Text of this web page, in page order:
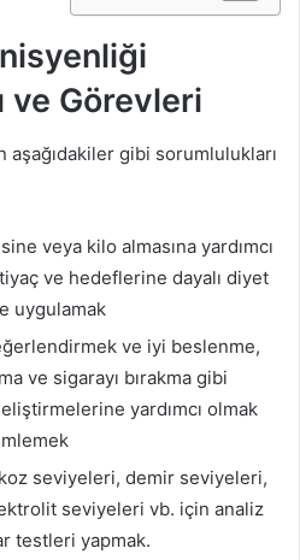
ve Görevleri
gibi sorumlulukları
veya kilo almasına yardımcı
ve hedeflerine dayalı diyet
uygulamak
ve iyi beslenme,
ve sigarayı bırakma gibi
yardımcı olmak
seviyeleri, demir seviyeleri,
seviyeleri vb. için analiz
testleri yapmak.